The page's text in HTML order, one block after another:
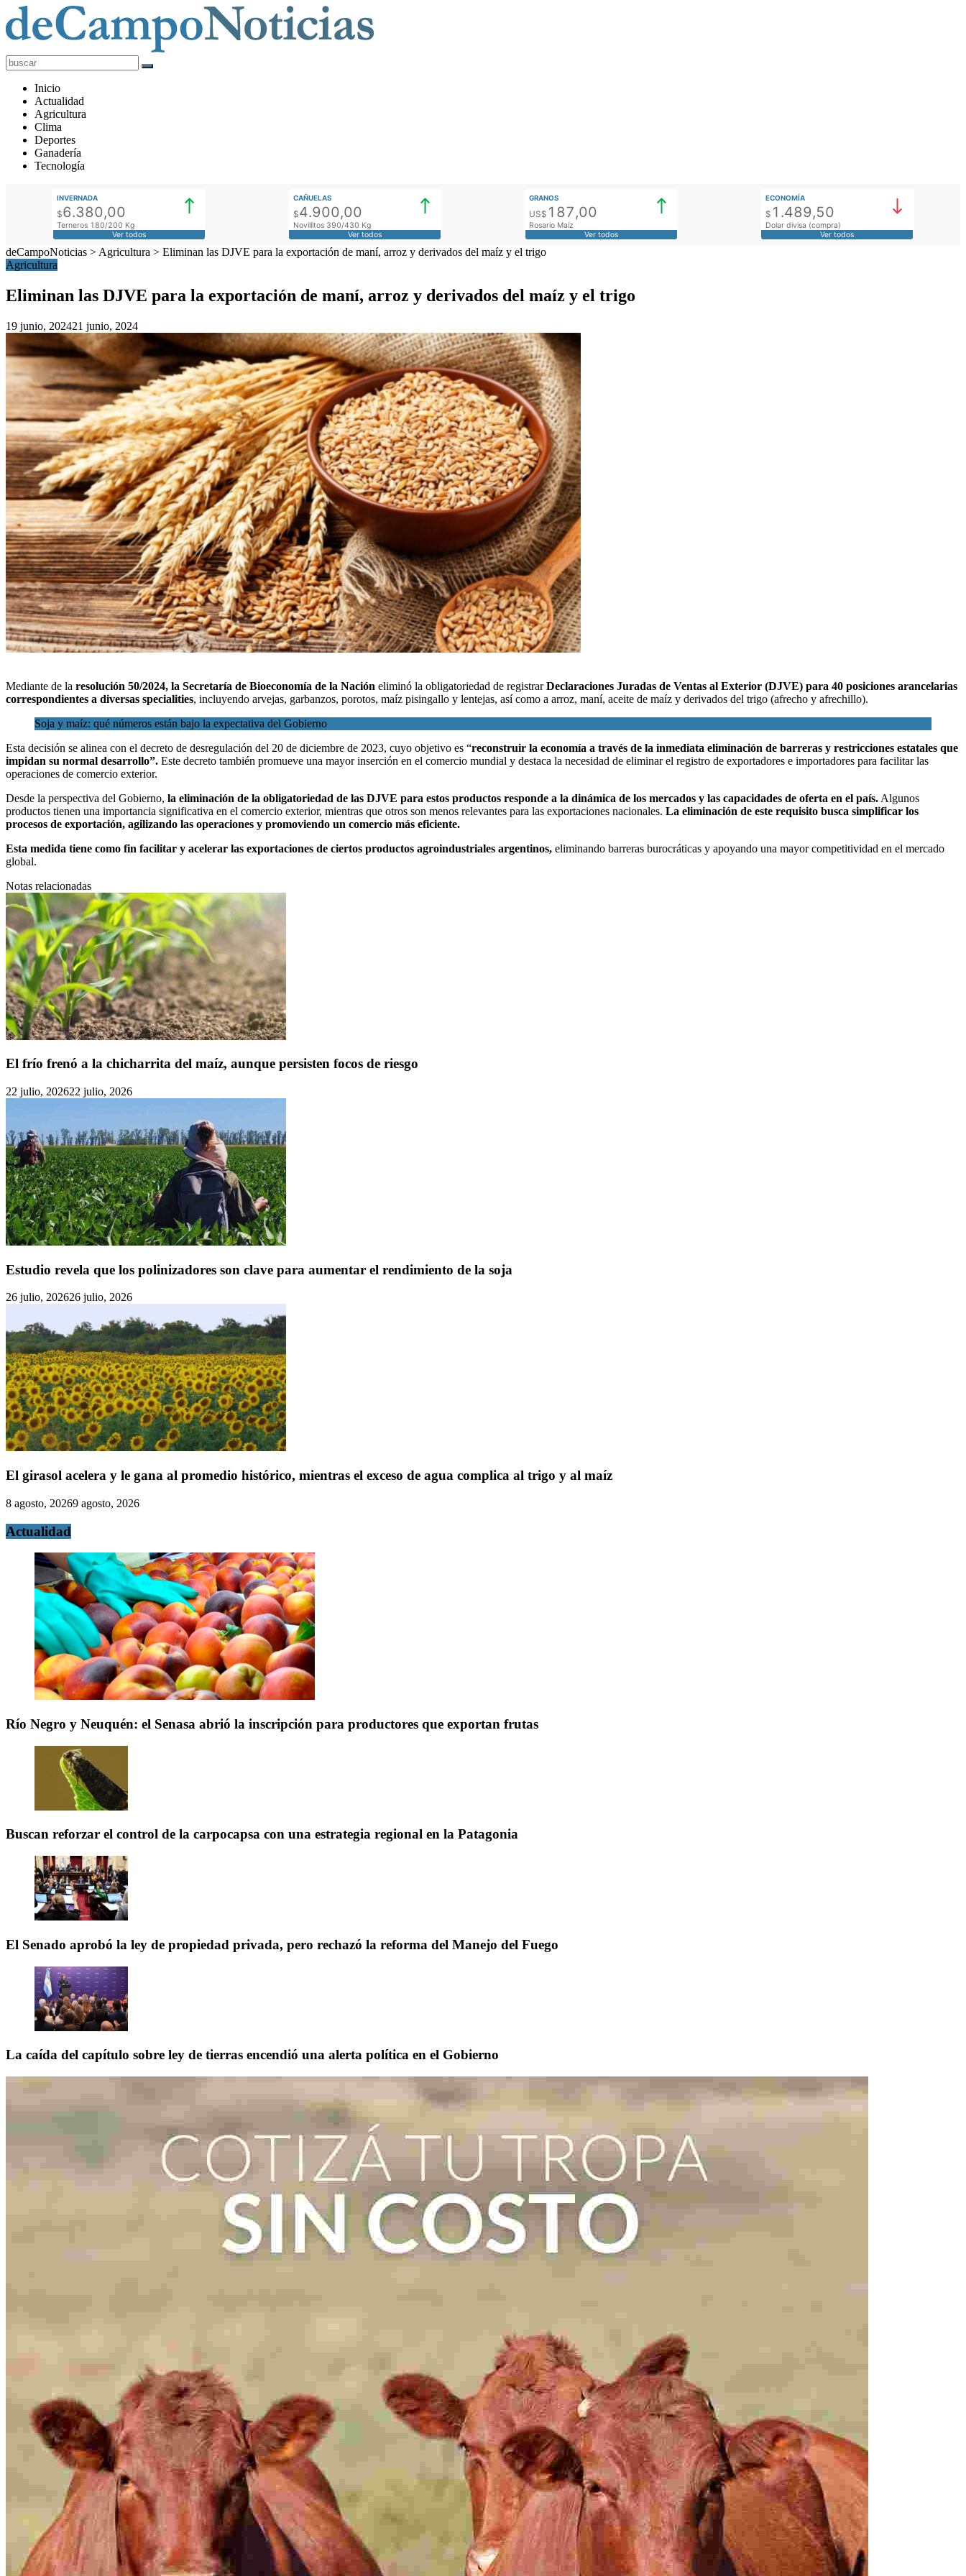
deCampoNoticias
Actualidad
Agropecuaria
Inicio
Actualidad
Agricultura
Clima
Deportes
Ganadería
Tecnología
INVERNADA
$6.380,00
Terneros 180/200 Kg
Ver todos
CAÑUELAS
$4.900,00
Novillitos 390/430 Kg
Ver todos
GRANOS
US$ 187,00
Rosario Maíz
Ver todos
ECONOMÍA
$ 1.489,50
Dolar divisa (compra)
Ver todos
deCampoNoticias > Agricultura > Eliminan las DJVE para la exportación de maní, arroz y derivados del maíz y el trigo
Agricultura
Eliminan las DJVE para la exportación de maní, arroz y derivados del maíz y el trigo
19 junio, 202421 junio, 2024
Mediante de la resolución 50/2024, la Secretaría de Bioeconomía de la Nación eliminó la obligatoriedad de registrarDeclaraciones Juradas de Ventas al Exterior (DJVE) para 40 posiciones arancelarias
correspondientes a diversas specialities, incluyendo arvejas, garbanzos, porotos, maíz pisingallo y lentejas, así como a arroz, maní, aceite de maíz y derivados del trigo (afrecho y afrechillo).
Soja y maíz: qué números están bajo la expectativa del Gobierno
Esta decisión se alinea con el decreto de desregulación del 20 de diciembre de 2023, cuyo objetivo es “reconstruir la economía a través de la inmediata eliminación de barreras y restricciones estatales que
impidan su normal desarrollo”. Este decreto también promueve una mayor inserción en el comercio mundial y destaca la necesidad de eliminar el registro de exportadores e importadores para facilitar las
operaciones de comercio exterior.
Desde la perspectiva del Gobierno, la eliminación de la obligatoriedad de las DJVE para estos productos responde a la dinámica de los mercados y las capacidades de oferta en el país. Algunos
productos tienen una importancia significativa en el comercio exterior, mientras que otros son menos relevantes para las exportaciones nacionales. La eliminación de este requisito busca simplificar los
procesos de exportación, agilizando las operaciones y promoviendo un comercio más eficiente.
Esta medida tiene como fin facilitar y acelerar las exportaciones de ciertos productos agroindustriales argentinos, eliminando barreras burocráticas y apoyando una mayor competitividad en el mercado
global.
Notas relacionadas
El frío frenó a la chicharrita del maíz, aunque persisten focos de riesgo
22 julio, 202622 julio, 2026
Estudio revela que los polinizadores son clave para aumentar el rendimiento de la soja
26 julio, 202626 julio, 2026
El girasol acelera y le gana al promedio histórico, mientras el exceso de agua complica al trigo y al maíz
8 agosto, 20269 agosto, 2026
Actualidad
Río Negro y Neuquén: el Senasa abrió la inscripción para productores que exportan frutas
Buscan reforzar el control de la carpocapsa con una estrategia regional en la Patagonia
El Senado aprobó la ley de propiedad privada, pero rechazó la reforma del Manejo del Fuego
La caída del capítulo sobre ley de tierras encendió una alerta política en el Gobierno